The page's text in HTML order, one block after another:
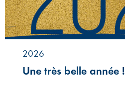
2026
Une très belle année !